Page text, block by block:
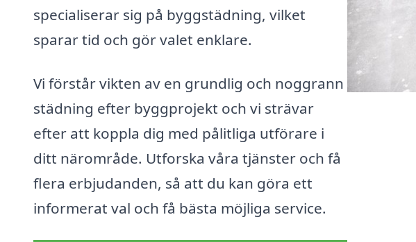
specialiserar sig på byggstädning, vilket
sparar tid och gör valet enklare.
Vi förstår vikten av en grundlig och noggrann
städning efter byggprojekt och vi strävar
efter att koppla dig med pålitliga utförare i
ditt närområde. Utforska våra tjänster och få
flera erbjudanden, så att du kan göra ett
informerat val och få bästa möjliga service.